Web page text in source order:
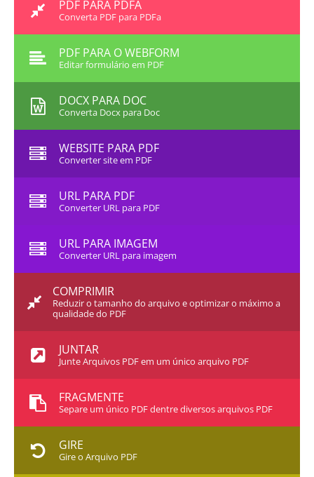
PDF PARA PDFA
Converta PDF para PDFa
PDF PARA O WEBFORM
Editar formulário em PDF
DOCX PARA DOC
Converta Docx para Doc
WEBSITE PARA PDF
Converter site em PDF
URL PARA PDF
Converter URL para PDF
URL PARA IMAGEM
Converter URL para imagem
COMPRIMIR
Reduzir o tamanho do arquivo e optimizar o máximo a
qualidade do PDF
JUNTAR
Junte Arquivos PDF em um único arquivo PDF
FRAGMENTE
Separe um único PDF dentre diversos arquivos PDF
GIRE
Gire o Arquivo PDF